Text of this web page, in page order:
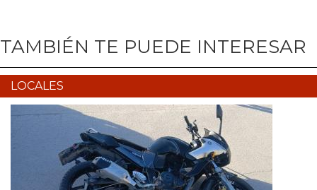
TAMBIÉN TE PUEDE INTERESAR
LOCALES